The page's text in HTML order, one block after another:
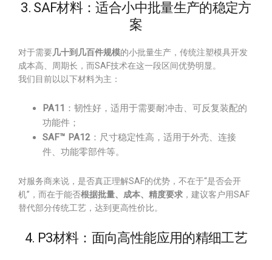
3. SAF材料：适合小中批量生产的稳定方
案
对于需要几十到几百件规模的小批量生产，传统注塑模具开发
成本高、周期长，而SAF技术在这一段区间优势明显。
我们目前以以下材料为主：
PA11 ：韧性好，适用于需要耐冲击、可反复装配的
功能件；
SAF™ PA12 ：尺寸稳定性高，适用于外壳、连接
件、功能零部件等。
对服务商来说，是否真正理解SAF的优势，不在于“是否会开
机”，而在于能否根据批量、成本、精度要求 ，建议客户用SAF
替代部分传统工艺，达到更高性价比。
4. P3材料：面向高性能应用的精细工艺